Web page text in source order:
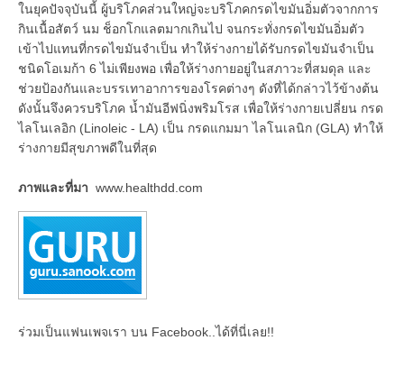
ในยุคปัจจุบันนี้ ผู้บริโภคส่วนใหญ่จะบริโภคกรดไขมันอิ่มตัวจากการ
กินเนื้อสัตว์ นม ช็อกโกแลตมากเกินไป จนกระทั่งกรดไขมันอิ่มตัว
เข้าไปแทนที่กรดไขมันจำเป็น ทำให้ร่างกายได้รับกรดไขมันจำเป็น
ชนิดโอเมก้า 6 ไม่เพียงพอ เพื่อให้ร่างกายอยู่ในสภาวะที่สมดุล และ
ช่วยป้องกันและบรรเทาอาการของโรคต่างๆ ดังที่ได้กล่าวไว้ข้างต้น
ดังนั้นจึงควรบริโภค น้ำมันอีฟนิ่งพริมโรส เพื่อให้ร่างกายเปลี่ยน กรด
ไลโนเลอิก (Linoleic - LA) เป็น กรดแกมมา ไลโนเลนิก (GLA) ทำให้
ร่างกายมีสุขภาพดีในที่สุด
ภาพและที่มา www.healthdd.com
ร่วมเป็นแฟนเพจเรา บน Facebook..ได้ที่นี่เลย!!